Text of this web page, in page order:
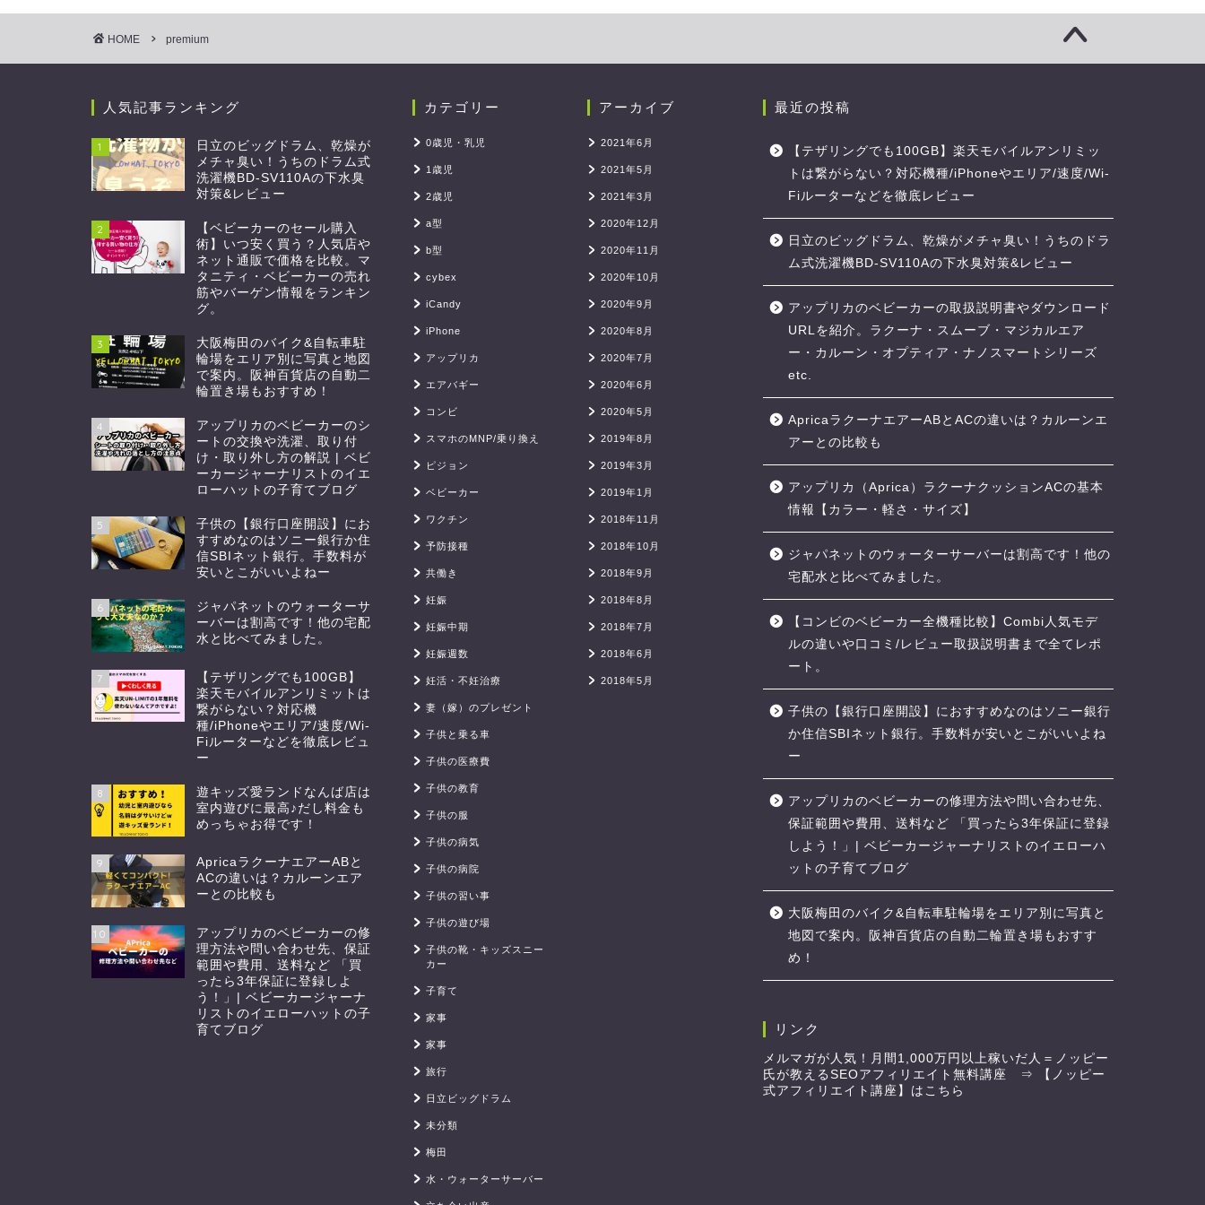
HOME premium
人気記事ランキング
1
日立のビッグドラム、乾燥が
メチャ臭い！うちのドラム式
洗濯機BD-SV110Aの下水臭
対策&レビュー
2
【ベビーカーのセール購入
術】いつ安く買う？人気店や
ネット通販で価格を比較。マ
タニティ・ベビーカーの売れ
筋やバーゲン情報をランキン
グ。
3
大阪梅田のバイク&自転車駐
輪場をエリア別に写真と地図
で案内。阪神百貨店の自動二
輪置き場もおすすめ！
4
アップリカのベビーカーのシ
ートの交換や洗濯、取り付
け・取り外し方の解説 | ベビ
ーカージャーナリストのイエ
ローハットの子育てブログ
5
子供の【銀行口座開設】にお
すすめなのはソニー銀行か住
信SBIネット銀行。手数料が
安いとこがいいよねー
6
ジャパネットのウォーターサ
ーバーは割高です！他の宅配
水と比べてみました。
7
【テザリングでも100GB】
楽天モバイルアンリミットは
繋がらない？対応機
種/iPhoneやエリア/速度/Wi-
Fiルーターなどを徹底レビュ
ー
8
遊キッズ愛ランドなんば店は
室内遊びに最高♪だし料金も
めっちゃお得です！
9
ApricaラクーナエアーABと
ACの違いは？カルーンエア
ーとの比較も
10
アップリカのベビーカーの修
理方法や問い合わせ先、保証
範囲や費用、送料など 「買
ったら3年保証に登録しよ
う！」| ベビーカージャーナ
リストのイエローハットの子
育てブログ
カテゴリー
0歳児・乳児
1歳児
2歳児
a型
b型
cybex
iCandy
iPhone
アップリカ
エアバギー
コンビ
スマホのMNP/乗り換え
ピジョン
ベビーカー
ワクチン
予防接種
共働き
妊娠
妊娠中期
妊娠週数
妊活・不妊治療
妻（嫁）のプレゼント
子供と乗る車
子供の医療費
子供の教育
子供の服
子供の病気
子供の病院
子供の習い事
子供の遊び場
子供の靴・キッズスニー
カー
子育て
家事
家事
旅行
日立ビッグドラム
未分類
梅田
水・ウォーターサーバー
アーカイブ
2021年6月
2021年5月
2021年3月
2020年12月
2020年11月
2020年10月
2020年9月
2020年8月
2020年7月
2020年6月
2020年5月
2019年8月
2019年3月
2019年1月
2018年11月
2018年10月
2018年9月
2018年8月
2018年7月
2018年6月
2018年5月
最近の投稿
【テザリングでも100GB】楽天モバイルアンリミッ
トは繋がらない？対応機種/iPhoneやエリア/速度/Wi-
Fiルーターなどを徹底レビュー
日立のビッグドラム、乾燥がメチャ臭い！うちのドラ
ム式洗濯機BD-SV110Aの下水臭対策&レビュー
アップリカのベビーカーの取扱説明書やダウンロード
URLを紹介。ラクーナ・スムーブ・マジカルエア
ー・カルーン・オプティア・ナノスマートシリーズ
etc.
ApricaラクーナエアーABとACの違いは？カルーンエ
アーとの比較も
アップリカ（Aprica）ラクーナクッションACの基本
情報【カラー・軽さ・サイズ】
ジャパネットのウォーターサーバーは割高です！他の
宅配水と比べてみました。
【コンビのベビーカー全機種比較】Combi人気モデ
ルの違いや口コミ/レビュー取扱説明書まで全てレポ
ート。
子供の【銀行口座開設】におすすめなのはソニー銀行
か住信SBIネット銀行。手数料が安いとこがいいよね
ー
アップリカのベビーカーの修理方法や問い合わせ先、
保証範囲や費用、送料など 「買ったら3年保証に登録
しよう！」| ベビーカージャーナリストのイエローハ
ットの子育てブログ
大阪梅田のバイク&自転車駐輪場をエリア別に写真と
地図で案内。阪神百貨店の自動二輪置き場もおすす
め！
リンク
メルマガが人気！月間1,000万円以上稼いだ人＝ノッピー
氏が教えるSEOアフィリエイト無料講座 ⇒
【ノッピー
式アフィリエイト講座】はこちら